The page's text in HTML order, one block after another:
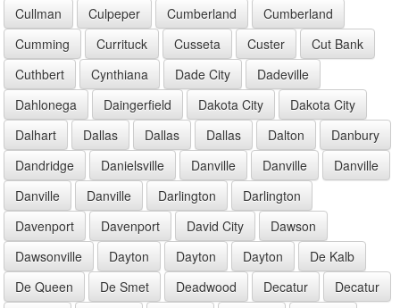
Cullman
Culpeper Cumberland
Cumberland
Cumming
Currituck Cusseta Custer
Cut Bank
Cuthbert
Cynthiana Dade City
Dadeville
Dahlonega
Daingerfield Dakota City
Dakota City
Dalhart
Dallas Dallas Dallas Dalton
Danbury
Dandridge
Danielsville Danville Danville
Danville
Danville
Danville Darlington
Darlington
Davenport
Davenport David City
Dawson
Dawsonville
Dayton Dayton Dayton
De Kalb
De Queen
De Smet Deadwood Decatur
Decatur